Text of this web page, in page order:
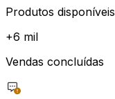
Produtos disponíveis
+6 mil
Vendas concluídas